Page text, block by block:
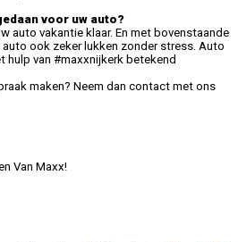
voor uw auto?
auto vakantie klaar. En met bovenstaande
ook zeker lukken zonder stress. Auto
hulp van #maxxnijkerk betekend
maken? Neem dan contact met ons
Van Maxx!